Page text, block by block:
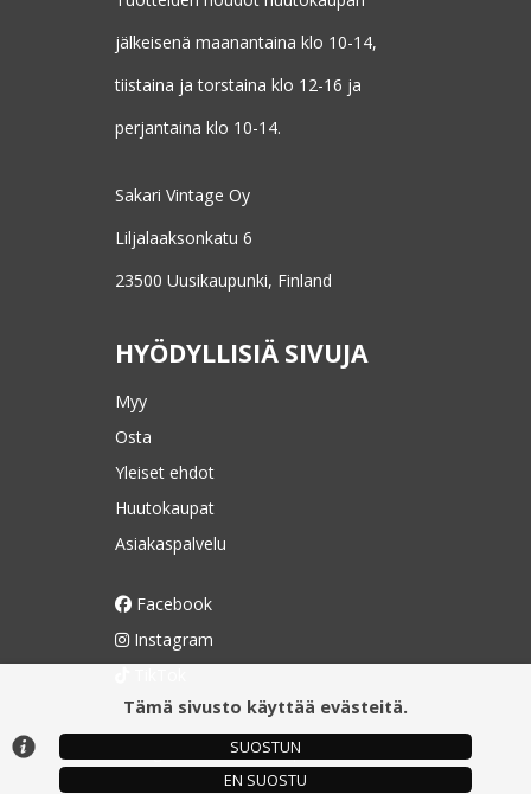
jälkeisenä maanantaina klo 10-14,
tiistaina ja torstaina klo 12-16 ja
perjantaina klo 10-14.
Sakari Vintage Oy
Liljalaaksonkatu 6
23500 Uusikaupunki, Finland
HYÖDYLLISIÄ SIVUJA
Myy
Osta
Yleiset ehdot
Huutokaupat
Asiakaspalvelu
Facebook
Instagram
© Argonova Auktionsplattform 2026
Tämä sivusto käyttää evästeitä.
SUOSTUN
EN SUOSTU